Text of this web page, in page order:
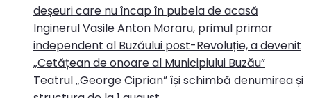
deșeuri care nu încap în pubela de acasă
Inginerul Vasile Anton Moraru, primul primar
independent al Buzăului post-Revoluție, a devenit
„Cetățean de onoare al Municipiului Buzău”
Teatrul „George Ciprian” își schimbă denumirea și